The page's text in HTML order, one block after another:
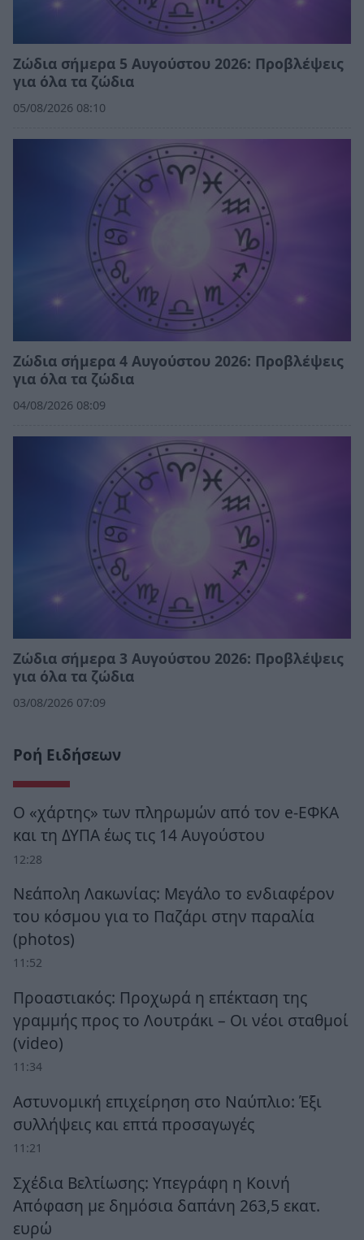
Ζώδια σήμερα 5 Αυγούστου 2026: Προβλέψεις
για όλα τα ζώδια
05/08/2026 08:10
Ζώδια σήμερα 4 Αυγούστου 2026: Προβλέψεις
για όλα τα ζώδια
04/08/2026 08:09
Ζώδια σήμερα 3 Αυγούστου 2026: Προβλέψεις
για όλα τα ζώδια
03/08/2026 07:09
Ροή Ειδήσεων
Ο «χάρτης» των πληρωμών από τον e-ΕΦΚΑ
και τη ΔΥΠΑ έως τις 14 Αυγούστου
12:28
Νεάπολη Λακωνίας: Μεγάλο το ενδιαφέρον
του κόσμου για το Παζάρι στην παραλία
(photos)
11:52
Προαστιακός: Προχωρά η επέκταση της
γραμμής προς το Λουτράκι – Οι νέοι σταθμοί
(video)
11:34
Αστυνομική επιχείρηση στο Ναύπλιο: Έξι
συλλήψεις και επτά προσαγωγές
11:21
Σχέδια Βελτίωσης: Υπεγράφη η Κοινή
Απόφαση με δημόσια δαπάνη 263,5 εκατ.
ευρώ